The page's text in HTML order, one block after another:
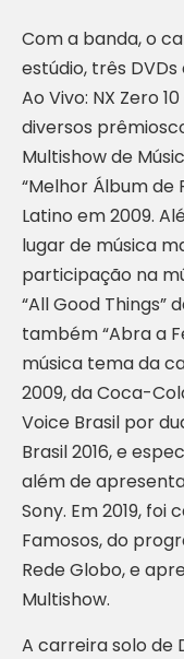
Com a banda, o
estúdio, três
Ao Vivo: NX Zero
diversos
Multishow de
“Melhor Álbum de
Latino em 2009.
lugar de música
participação na
“All Good Things”
também “Abra a
música tema da
2009, da Coca-
Voice Brasil por
Brasil 2016, e
além de
Sony. Em 2019,
Famosos, do
Rede Globo, e
Multishow.
A carreira solo de